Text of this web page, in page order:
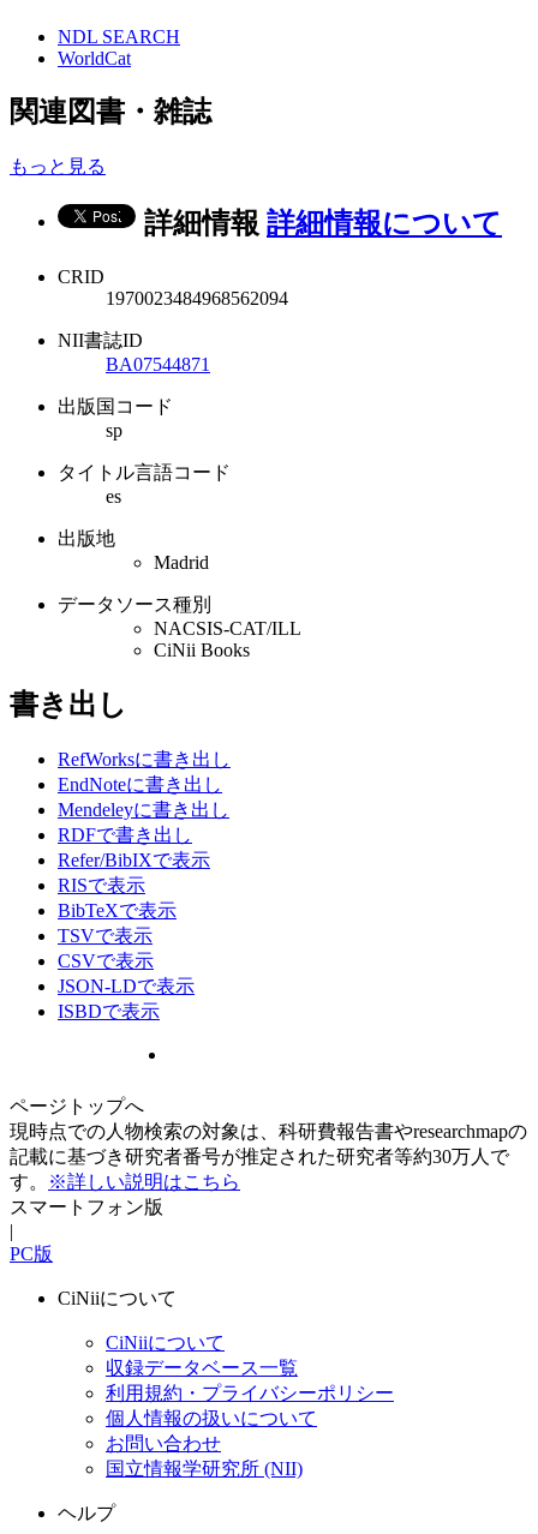
NDL SEARCH
WorldCat
関連図書・雑誌
もっと見る
詳細情報 詳細情報について
CRID
1970023484968562094
NII書誌ID
BA07544871
出版国コード
sp
タイトル言語コード
es
出版地
Madrid
データソース種別
NACSIS-CAT/ILL
CiNii Books
書き出し
RefWorksに書き出し
EndNoteに書き出し
Mendeleyに書き出し
RDFで書き出し
Refer/BibIXで表示
RISで表示
BibTeXで表示
TSVで表示
CSVで表示
JSON-LDで表示
ISBDで表示
ページトップへ
現時点での人物検索の対象は、科研費報告書やresearchmapの
記載に基づき研究者番号が推定された研究者等約30万人で
す。
※詳しい説明はこちら
スマートフォン版
|
PC版
CiNiiについて
CiNiiについて
収録データベース一覧
利用規約・プライバシーポリシー
個人情報の扱いについて
お問い合わせ
国立情報学研究所 (NII)
ヘルプ